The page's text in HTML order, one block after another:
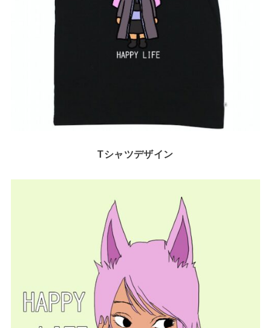
Tシャツデザイン